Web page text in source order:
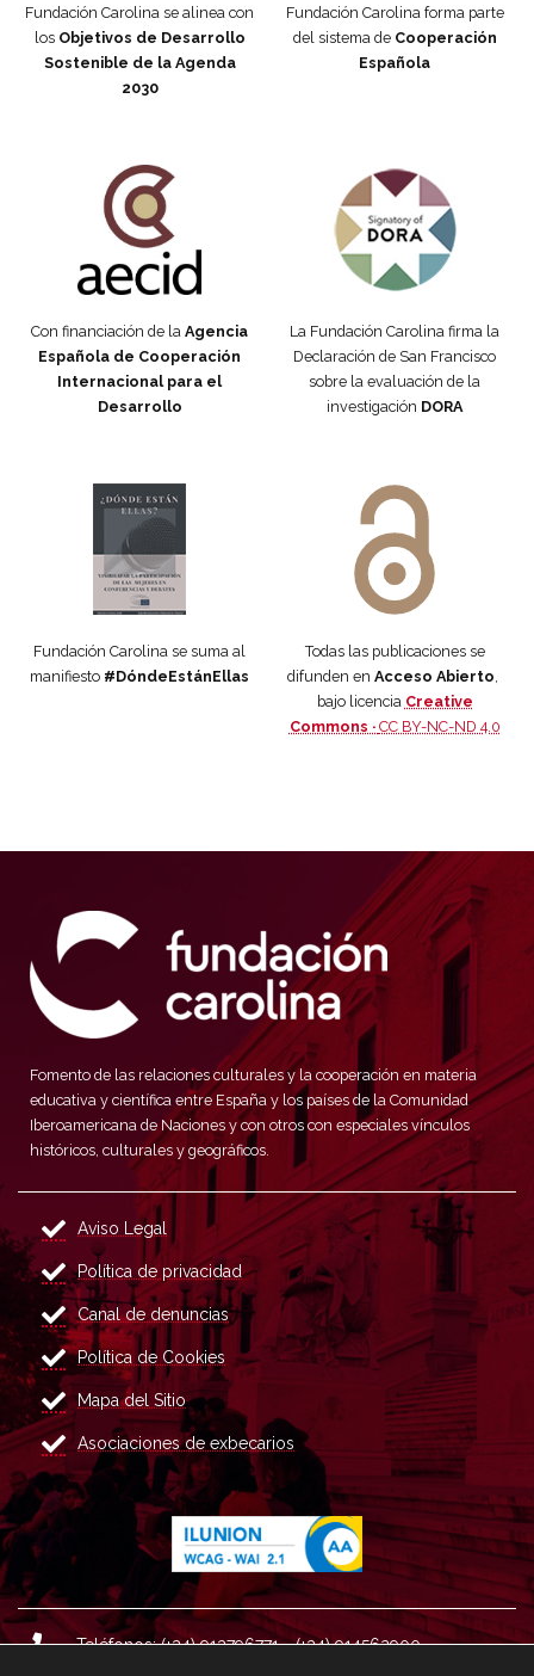
Fundación Carolina se alinea con
los Objetivos de Desarrollo
Sostenible de la Agenda
2030
Fundación Carolina forma parte
del sistema de Cooperación
Española
Con financiación de la Agencia
Española de Cooperación
Internacional para el
Desarrollo
La Fundación Carolina firma la
Declaración de San Francisco
sobre la evaluación de la
investigación DORA
Fundación Carolina se suma al
manifiesto #DóndeEstánEllas
Todas las publicaciones se
difunden en Acceso Abierto
bajo licencia Creative
Commons · CC BY-NC-ND 4.0
Fomento de las relaciones culturales y la cooperación en materia
educativa y científica entre España y los países de la Comunidad
Iberoamericana de Naciones y con otros con especiales vínculos
históricos, culturales y geográficos.
Aviso Legal
Política de privacidad
Canal de denuncias
Política de Cookies
Mapa del Sitio
Asociaciones de exbecarios
Teléfonos: (+34) 913796771 - (+34) 914562900